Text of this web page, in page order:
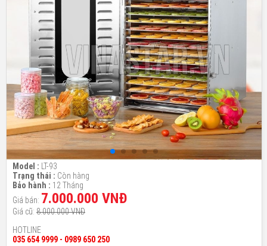
Model : LT-93
Trạng thái : Còn hàng
Bảo hành : 12 Tháng
Giá bán: 7.000.000 VNĐ
Giá cũ: 8.000.000 VNĐ
HOTLINE
035 654 9999 - 0989 650 250